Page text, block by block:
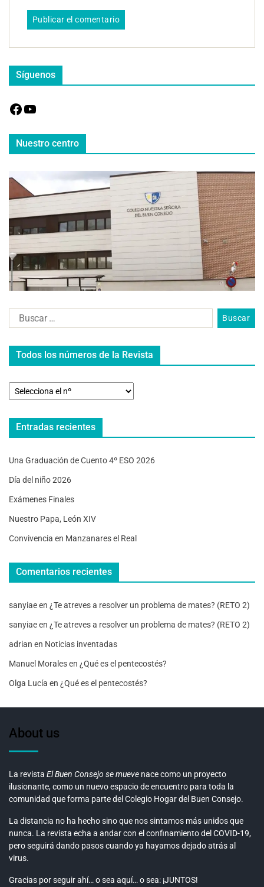
Síguenos
Nuestro centro
Todos los números de la Revista
Entradas recientes
Una Graduación de Cuento 4º ESO 2026
Día del niño 2026
Exámenes Finales
Nuestro Papa, León XIV
Convivencia en Manzanares el Real
Comentarios recientes
sanyiaeen ¿Te atreves a resolver un problema de mates? (RETO 2)
sanyiaeen ¿Te atreves a resolver un problema de mates? (RETO 2)
adrian en Noticias inventadas
Manuel Moralesen ¿Qué es el pentecostés?
Olga Lucía en ¿Qué es el pentecostés?
About us
La revista El Buen Consejo se mueve nace como un proyecto
ilusionante, como un nuevo espacio de encuentro para toda la
comunidad que forma parte del Colegio Hogar del Buen Consejo.
La distancia no ha hecho sino que nos sintamos más unidos que
nunca. La revista echa a andar con el confinamiento del COVID-19,
pero seguirá dando pasos cuando ya hayamos dejado atrás al
virus.
Gracias por seguir ahí… o sea aquí… o sea: ¡JUNTOS!